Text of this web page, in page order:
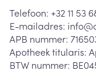
Telefoon: +32 11 53
E-mailadres: info@
APB nummer:
Apotheek titularis:
BTW nummer: